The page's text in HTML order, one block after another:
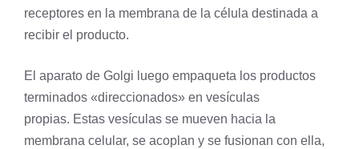
receptores en la membrana de la célula destinada a
recibir el producto.
El aparato de Golgi luego empaqueta los productos
terminados «direccionados» en vesículas
propias. Estas vesículas se mueven hacia la
membrana celular, se acoplan y se fusionan con ella,